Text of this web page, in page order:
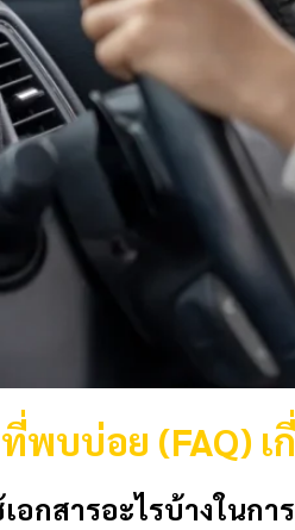
พบบ่อย (FAQ) เ
อกสารอะไรบ้างในกา